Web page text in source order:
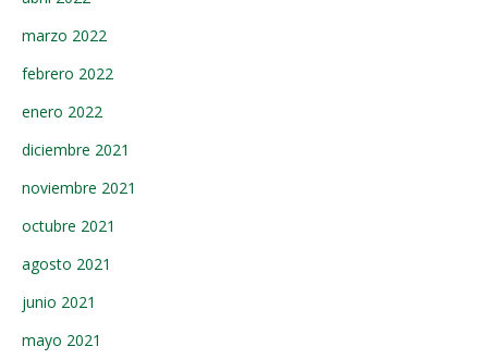
marzo 2022
febrero 2022
enero 2022
diciembre 2021
noviembre 2021
octubre 2021
agosto 2021
junio 2021
mayo 2021